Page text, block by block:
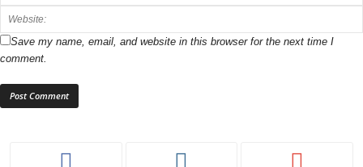
Save my name, email, and website in this browser for the next time I
comment.